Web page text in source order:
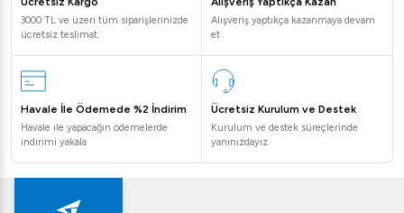
3. Güvenlik sensörleri nasıl çalışır?
Makinenin kapağı ve kazanı, güvenlik sensörleri ile
donatılmıştır. Bu sistem, mekanizma düzgün şekilde
kapatılmadığında çalışmayı otomatik olarak durdurur ve
kullanıcı güvenliğini sağlar.
Öztiryakiler 70 LT Sebze Parçalama Makinesi, mutfağınıza
kalite ve güvenlik katarak, endüstriyel mutfak ekipmanları
3000 TL ve üzeri tüm siparişlerinizde
ücretsiz teslimat.
Alışveriş yaptıkça kazanmaya devam
et
Havale İle Ödemede %2 İndirim
Havale ile yapacağın ödemelerde
indirimi yakala
Ücretsiz Kurulum ve Destek
Kurulum ve destek süreçlerinde
yanınızdayız.